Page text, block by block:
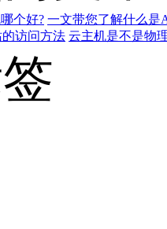
个好? 一文带您了解什么是
访问方法 云主机是不是物